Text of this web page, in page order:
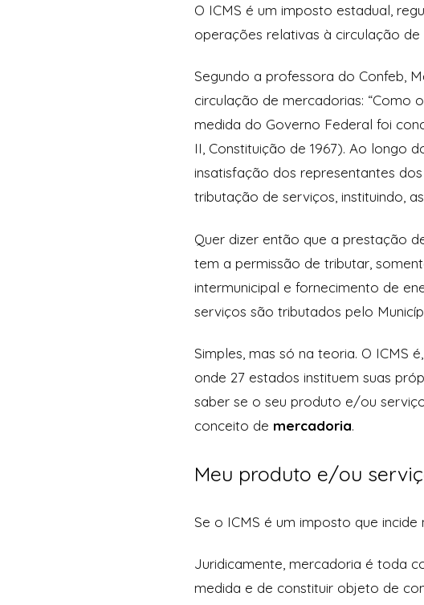
O ICMS é um imposto estadual,
operações relativas à circulação
Segundo a professora do Confeb,
circulação de mercadorias: “Como
medida do Governo Federal foi
II, Constituição de 1967). Ao longo
insatisfação dos representantes
tributação de serviços, instituindo,
Quer dizer então que a prestação
tem a permissão de tributar,
intermunicipal e fornecimento de
serviços são tributados pelo
Simples, mas só na teoria. O ICMS
onde 27 estados instituem suas
saber se o seu produto e/ou
conceito de mercadoria.
Meu produto e/ou
Se o ICMS é um imposto que
Juridicamente, mercadoria é toda
medida e de constituir objeto de